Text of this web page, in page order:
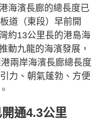
海濱長廊的總長度已
道（東段）早前開
約13公里長的港島海
動九龍的海濱發展，
兩岸海濱長廊總長度
力、朝氣蓬勃、方便
通4.3公里